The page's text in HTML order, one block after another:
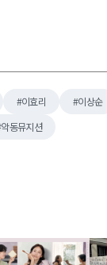
이효리 이상순
악동뮤지션